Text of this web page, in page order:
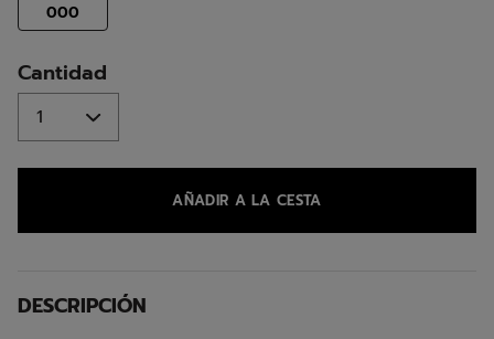
000
Cantidad
AÑADIR A LA CESTA
DESCRIPCIÓN